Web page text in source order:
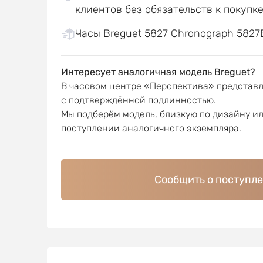
клиентов без обязательств к покупке
Часы Breguet 5827 Chronograph
Интересует аналогичная модель Breguet?
В часовом центре «Перспектива»
с подтверждённой подлинностью.
Мы подберём модель, близкую по дизайну
поступлении аналогичного экземпляра.
Сообщить о